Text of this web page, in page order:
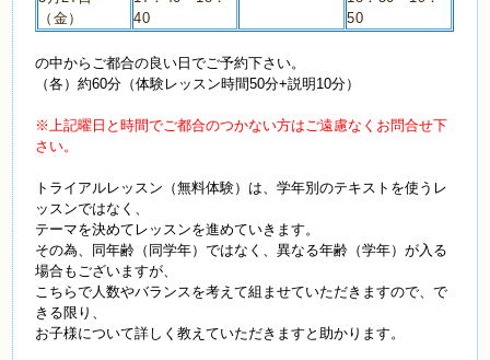
（金）
40
50
の中からご都合の良い日でご予約下さい。
（各）約60分（体験レッスン時間50分+説明 10分）
※上記曜日と時間でご都合のつかない方はご遠慮なくお問合せ下
さい。
トライアルレッスン（無料体験）は、学年別のテキストを使うレ
ッスンではなく、
テーマを決めてレッスンを進めていきます。
その為、同年齢（同学年）ではなく、異なる年齢（学年）が入る
場合もございますが、
こちらで人数やバランスを考えて組ませていただきますので、で
きる限り、
お子様について詳しく教えていただきますと助かります。